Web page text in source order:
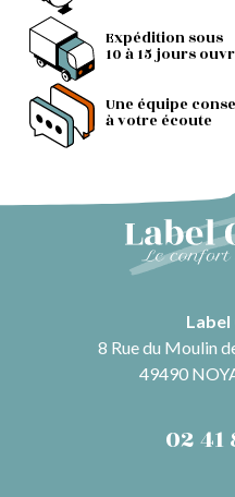
Expédition sous
10 à 15 jours
Une équipe
à votre écoute
8 Rue du Moulin
49490
02 41